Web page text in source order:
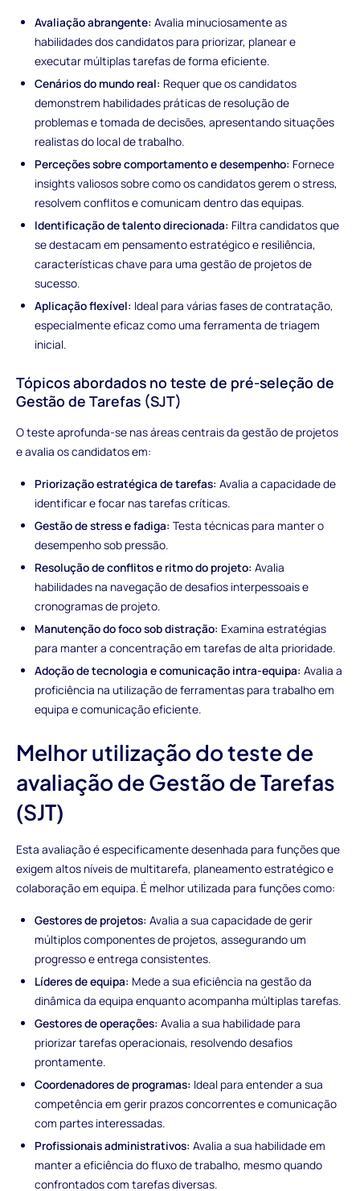
Avaliação abrangente: Avalia minuciosamente as
habilidades dos candidatos para priorizar, planear e
executar múltiplas tarefas de forma eficiente.
Cenários do mundo real: Requer que os candidatos
demonstrem habilidades práticas de resolução de
problemas e tomada de decisões, apresentando situações
realistas do local de trabalho.
Perceções sobre comportamento e desempenho: Fornece
insights valiosos sobre como os candidatos gerem o stress,
resolvem conflitos e comunicam dentro das equipas.
Identificação de talento direcionada: Filtra candidatos que
se destacam em pensamento estratégico e resiliência,
características chave para uma gestão de projetos de
sucesso.
Aplicação flexível: Ideal para várias fases de contratação,
especialmente eficaz como uma ferramenta de triagem
inicial.
Tópicos abordados no teste de pré-seleção de
Gestão de Tarefas (SJT)
O teste aprofunda-se nas áreas centrais da gestão de projetos
e avalia os candidatos em:
Priorização estratégica de tarefas: Avalia a capacidade de
identificar e focar nas tarefas críticas.
Gestão de stress e fadiga: Testa técnicas para manter o
desempenho sob pressão.
Resolução de conflitos e ritmo do projeto: Avalia
habilidades na navegação de desafios interpessoais e
cronogramas de projeto.
Manutenção do foco sob distração: Examina estratégias
para manter a concentração em tarefas de alta prioridade.
Adoção de tecnologia e comunicação intra-equipa: Avalia a
proficiência na utilização de ferramentas para trabalho em
equipa e comunicação eficiente.
Melhor utilização do teste de
avaliação de Gestão de Tarefas
(SJT)
Esta avaliação é especificamente desenhada para funções que
exigem altos níveis de multitarefa, planeamento estratégico e
colaboração em equipa. É melhor utilizada para funções como:
Gestores de projetos: Avalia a sua capacidade de gerir
múltiplos componentes de projetos, assegurando um
progresso e entrega consistentes.
Líderes de equipa: Mede a sua eficiência na gestão da
dinâmica da equipa enquanto acompanha múltiplas tarefas.
Gestores de operações: Avalia a sua habilidade para
priorizar tarefas operacionais, resolvendo desafios
prontamente.
Coordenadores de programas: Ideal para entender a sua
competência em gerir prazos concorrentes e comunicação
com partes interessadas.
Profissionais administrativos: Avalia a sua habilidade em
manter a eficiência do fluxo de trabalho, mesmo quando
confrontados com tarefas diversas.